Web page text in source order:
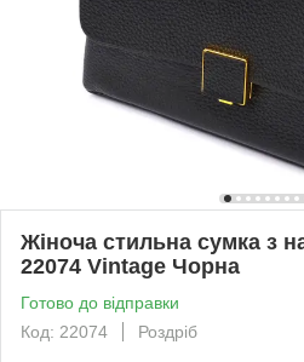
Жіноча стильна сумка з
22074 Vintage Чорна
Готово до відправки
Код: 22074
Роздріб